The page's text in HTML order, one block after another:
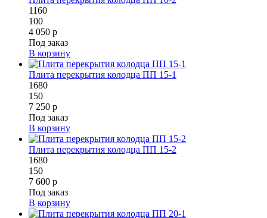
1160
100
4 050 р
Под заказ
В корзину
Плита перекрытия колодца ПП 15-1
1680
150
7 250 р
Под заказ
В корзину
Плита перекрытия колодца ПП 15-2
1680
150
7 600 р
Под заказ
В корзину